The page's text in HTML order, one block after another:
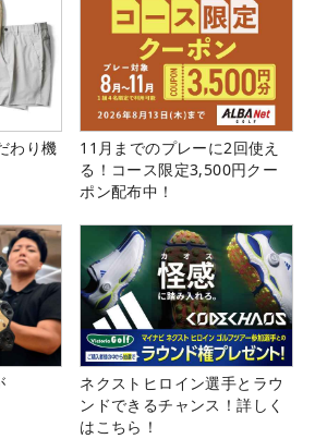
わり機
11月までのプレーに2回使え
る！コース限定3,500円クー
ポン配布中！
ネクストヒロイン選手とラウ
ンドできるチャンス！詳しく
はこちら！